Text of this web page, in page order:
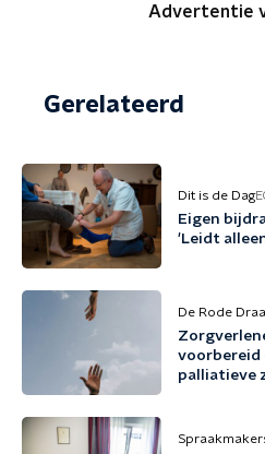
Advertentie
Gerelateerd
Dit is de Dag
Eigen
'Leidt
De Rode
voorbereid
palliatieve